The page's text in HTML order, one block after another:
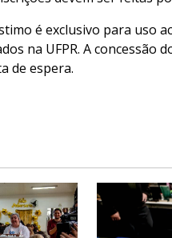
é exclusivo para uso
na UFPR. A
de espera.